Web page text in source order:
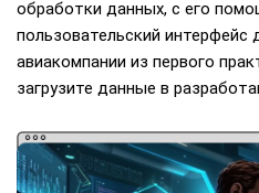
обработки данных, с его
пользовательский интерфейс
авиакомпании из первого
загрузите данные в